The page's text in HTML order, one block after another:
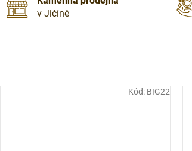
v Jičíně
Kód: BIG22